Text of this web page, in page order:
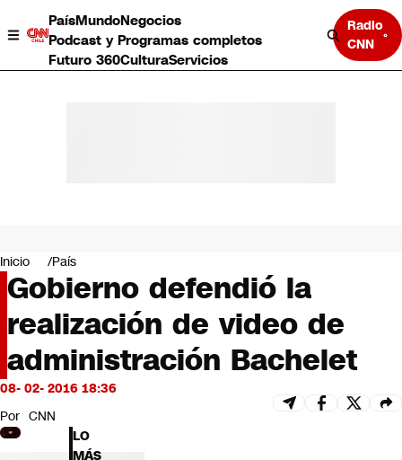
PaísMundoNegocios
Podcast y Programas completos
Futuro 360CulturaServicios
Radio
CNN
Negocios
Deportes
Programas completos
Cultura
Servicios
Bits
CNN tiempo
Futuro 360
Opinión
Inicio País
Gobierno defendió la
realización de video de
administración Bachelet
08- 02- 2016 18:36
Por CNN
LO
MÁS